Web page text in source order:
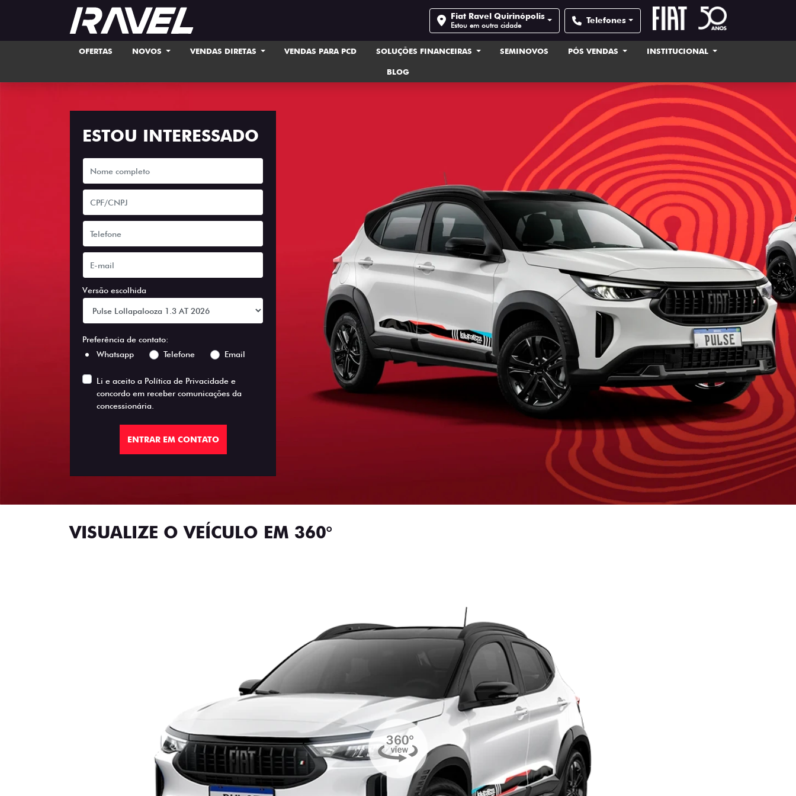
Fiat Ravel Quirinópolis
Estou em outra cidade Telefones
OFERTAS NOVOS VENDAS DIRETAS VENDAS PARA PCD SOLUÇÕES FINANCEIRAS SEMINOVOS PÓS VENDAS INSTITUCIONAL
BLOG
ESTOU INTERESSADO
Versão escolhida
Preferência de contato:
Whatsapp
Telefone Email
Li e aceito a Política de Privacidade e
concordo em receber comunicações da
concessionária.
ENTRAR EM CONTATO
VISUALIZE O VEÍCULO EM 360°